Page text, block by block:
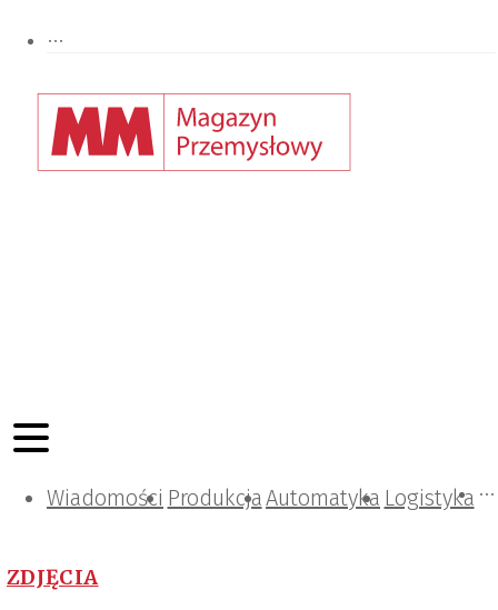
Wiadomości ProdukcjaAutomatyka Logistyka
Projektowanie i konstrukcje
Zarządzanie i IT
Tematy specjalne
ZDJĘCIA